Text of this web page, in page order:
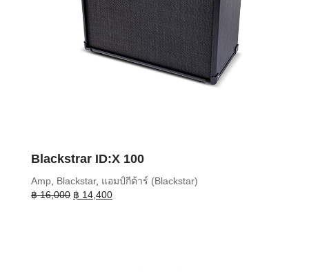
Blackstrar ID:X 100
Amp, Blackstar, แอมป์กีต้าร์ (Blackstar)
฿16,000 Original
฿ 14,400Current